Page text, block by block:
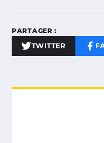
PARTAGER :
TWITTER